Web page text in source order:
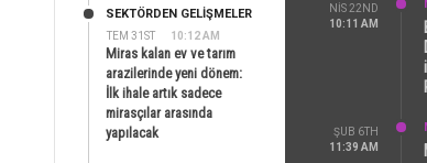
TEM 31ST 10:12 AM
SEKTÖRDEN GELIŞMELER
Miras kalan ev ve tarım
arazilerinde yeni dönem:
İlk ihale artık sadece
mirasçılar arasında
yapılacak
NIS 22ND
10:11 AM
ŞUB 6TH
11:39 AM